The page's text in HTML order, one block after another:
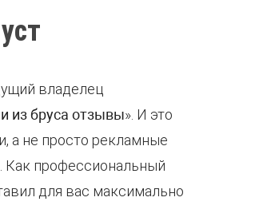
владелец
из бруса отзывы». И это
а не просто рекламные
Как профессиональный
для вас максимально